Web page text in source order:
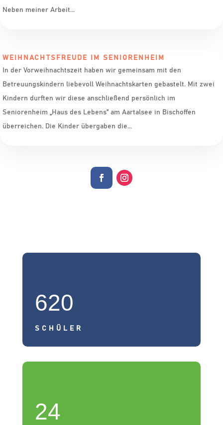
Neben meiner Arbeit...
WEIHNACHTSFREUDE IM SENIORENHEIM
In der Vorweihnachtszeit haben wir gemeinsam mit den
Betreuungskindern liebevoll Weihnachtskarten gebastelt. Mit zwei
Kindern durften wir diese anschließend persönlich im
Seniorenheim „Haus des Lebens” am Aartalsee in Bischoffen
überreichen. Die Kinder übergaben die...
620
SCHÜLER
24